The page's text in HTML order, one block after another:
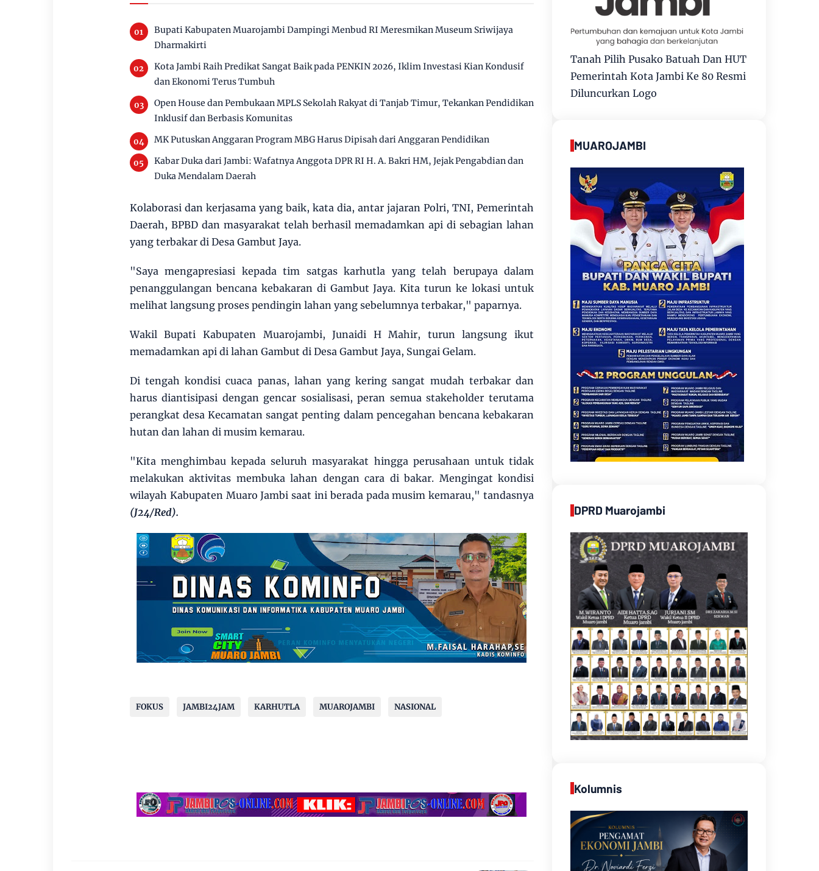
Bupati Kabupaten Muarojambi Dampingi Menbud RI Meresmikan Museum Sriwijaya
Dharmakirti
Kota Jambi Raih Predikat Sangat Baik pada PENKIN 2026, Iklim Investasi Kian Kondusif
dan Ekonomi Terus Tumbuh
Open House dan Pembukaan MPLS Sekolah Rakyat di Tanjab Timur, Tekankan Pendidikan
Inklusif dan Berbasis Komunitas
MK Putuskan Anggaran Program MBG Harus Dipisah dari Anggaran Pendidikan
Kabar Duka dari Jambi: Wafatnya Anggota DPR RI H. A. Bakri HM, Jejak Pengabdian dan
Duka Mendalam Daerah
Kolaborasi dan kerjasama yang baik, kata dia, antar jajaran Polri, TNI, Pemerintah
Daerah, BPBD dan masyarakat telah berhasil memadamkan api di sebagian lahan
yang terbakar di Desa Gambut Jaya.
"Saya mengapresiasi kepada tim satgas karhutla yang telah berupaya dalam
penanggulangan bencana kebakaran di Gambut Jaya. Kita turun ke lokasi untuk
melihat langsung proses pendingin lahan yang sebelumnya terbakar," paparnya.
Wakil Bupati Kabupaten Muarojambi, Junaidi H Mahir, turun langsung ikut
memadamkan api di lahan Gambut di Desa Gambut Jaya, Sungai Gelam.
Di tengah kondisi cuaca panas, lahan yang kering sangat mudah terbakar dan
harus diantisipasi dengan gencar sosialisasi, peran semua stakeholder terutama
perangkat desa Kecamatan sangat penting dalam pencegahan bencana kebakaran
hutan dan lahan di musim kemarau.
"Kita menghimbau kepada seluruh masyarakat hingga perusahaan untuk tidak
melakukan aktivitas membuka lahan dengan cara di bakar. Mengingat kondisi
wilayah Kabupaten Muaro Jambi saat ini berada pada musim kemarau," tandasnya
(J24/Red).
FOKUS JAMBI24JAM KARHUTLA MUAROJAMBI NASIONAL
Tanah Pilih Pusako Batuah Dan HUT
Pemerintah Kota Jambi Ke 80 Resmi
Diluncurkan Logo
MUAROJAMBI
DPRD Muarojambi
Kolumnis